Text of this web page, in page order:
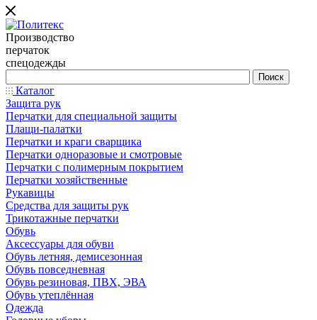
Производство
перчаток
спецодежды
Каталог
Защита рук
Перчатки для специальной защиты
Плащи-палатки
Перчатки и краги сварщика
Перчатки одноразовые и смотровые
Перчатки с полимерным покрытием
Перчатки хозяйственные
Рукавицы
Средства для защиты рук
Трикотажные перчатки
Обувь
Аксессуары для обуви
Обувь летняя, демисезонная
Обувь повседневная
Обувь резиновая, ПВХ, ЭВА
Обувь утеплённая
Одежда